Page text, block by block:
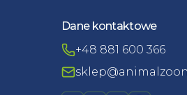
Dane kontaktowe
+48 881 600 366